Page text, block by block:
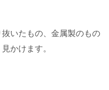
いたもの、金属製のもの
かけます。